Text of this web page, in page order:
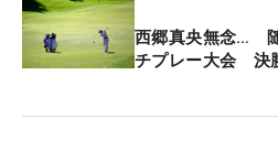
バーディがいっぱい取れる方
方が好きです。勝てた一番の
西郷真央無念…
チプレー大会 決